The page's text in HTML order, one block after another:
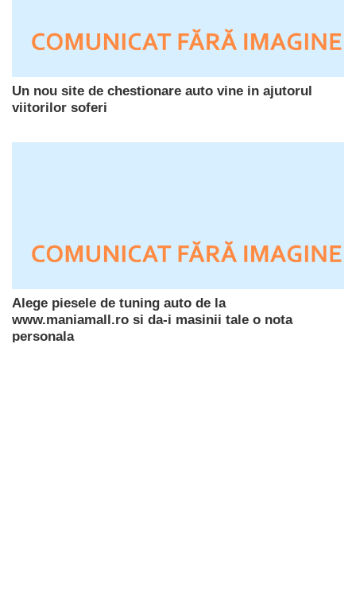
Un nou site de chestionare auto vine in ajutorul
viitorilor soferi
Alege piesele de tuning auto de la
www.maniamall.ro si da-i masinii tale o nota
personala